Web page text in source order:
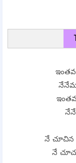
నే చూచిన
నే